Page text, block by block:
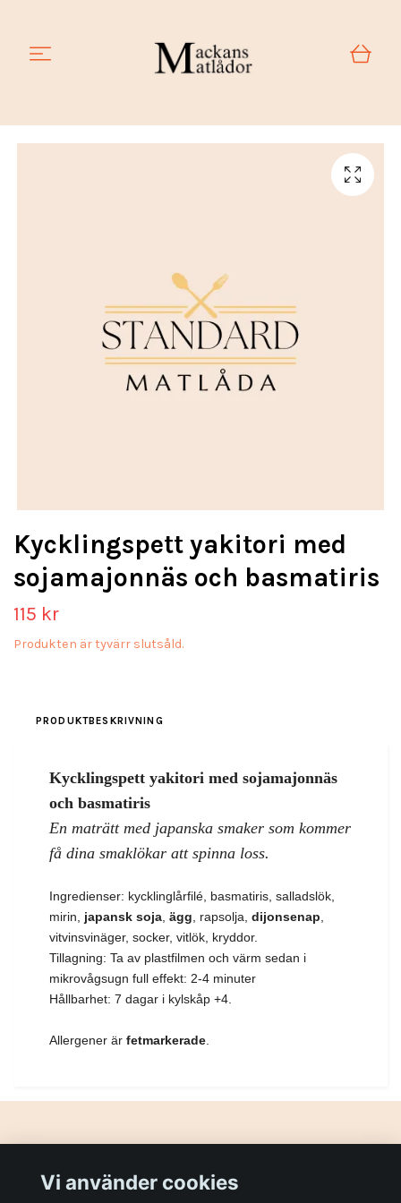
Kycklingspett yakitori med
sojamajonnäs och basmatiris
115 kr
Produkten är tyvärr slutsåld.
PRODUKTBESKRIVNING
Kycklingspett yakitori med sojamajonnäs
och basmatiris
En maträtt med japanska smaker som kommer
få dina smaklökar att spinna loss.
Ingredienser: kycklinglårfilé, basmatiris, salladslök,
mirin, japansk soja ägg , rapsolja, dijonsenap
vitvinsvinäger, socker, vitlök, kryddor.
Tillagning: Ta av plastfilmen och värm sedan i
mikrovågsugn full effekt: 2-4 minuter
Hållbarhet: 7 dagar i kylskåp +4.
Allergener är fetmarkerade
Vi använder cookies